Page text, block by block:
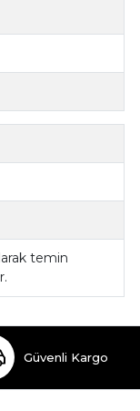
temin
Güvenli Kargo